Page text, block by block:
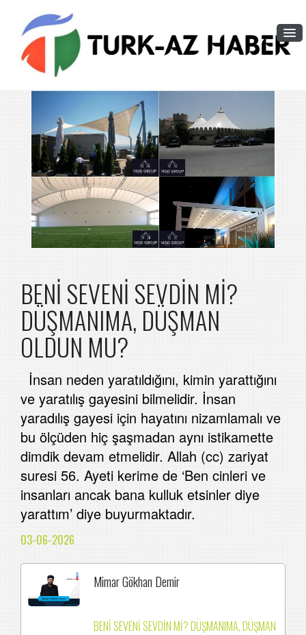
BENİ SEVENİ SEVDİN Mİ?
DÜŞMANIMA, DÜŞMAN
OLDUN MU?
İnsan neden yaratıldığını, kimin yarattığını
ve yaratılış gayesini bilmelidir. İnsan
yaradılış gayesi için hayatını nizamlamalı ve
bu ölçüden hiç şaşmadan aynı istikamette
dimdik devam etmelidir. Allah (cc) zariyat
suresi 56. Ayeti kerime de ‘Ben cinleri ve
insanları ancak bana kulluk etsinler diye
yarattım’ diye buyurmaktadır.
03-06-2026
Mimar Gökhan Demir
BENİ SEVENİ SEVDİN Mİ? DÜŞMANIMA, DÜŞMAN